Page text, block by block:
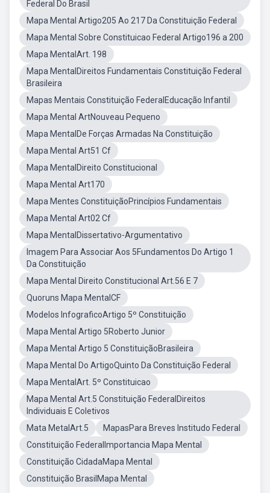
Federal Do Brasil
Mapa Mental Artigo205 Ao 217 Da Constituição Federal
Mapa Mental Sobre Constituicao Federal Artigo196 a 200
Mapa MentalArt. 198
Mapa MentalDireitos Fundamentais Constituição Federal
Brasileira
Mapas Mentais Constituição FederalEducação Infantil
Mapa Mental ArtNouveau Pequeno
Mapa MentalDe Forças Armadas Na Constituição
Mapa Mental Art51 Cf
Mapa MentalDireito Constitucional
Mapa Mental Art170
Mapa Mentes ConstituiçãoPrincípios Fundamentais
Mapa Mental Art02 Cf
Mapa MentalDissertativo-Argumentativo
Imagem Para Associar Aos 5Fundamentos Do Artigo 1
Da Constituição
Mapa Mental Direito Constitucional Art.56 E 7
Quoruns Mapa MentalCF
Modelos InfograficoArtigo 5º Constituição
Mapa Mental Artigo 5Roberto Junior
Mapa Mental Artigo 5 ConstituiçãoBrasileira
Mapa Mental Do ArtigoQuinto Da Constituição Federal
Mapa MentalArt. 5º Constituicao
Mapa Mental Art.5 Constituição FederalDireitos
Individuais E Coletivos
Mata MetalArt.5
MapasPara Breves Institudo Federal
Constituição FederalImportancia Mapa Mental
Constituição CidadaMapa Mental
Constituição BrasilMapa Mental